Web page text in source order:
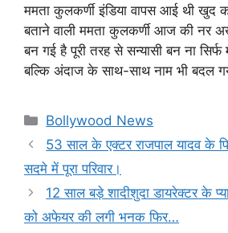
ममता कुलकर्णी इंडिया वापस आई थी खुद
बताने वाली ममता कुलकर्णी आज की नर
बन गई है पूरी तरह से सन्यासी बन ना
बल्कि अंदाज के साथ-साथ नाम भी बदल
Categories
Bollywood News
53 साल के एक्टर राजपाल यादव के
सदमे में पूरा परिवार।
12 साल बड़े शादीशुदा डायरेक्टर के
को अफेयर की लगी भनक फिर…